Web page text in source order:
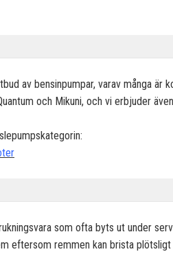
av bensinpumpar, varav många är
och Mikuni, och vi erbjuder
som ofta byts ut under
eftersom remmen kan brista